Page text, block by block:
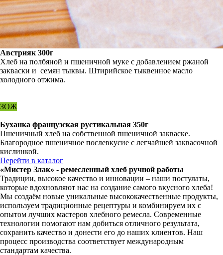
Австрияк 300г
Хлеб на полбяной и пшеничной муке с добавлением ржаной
закваски и семян тыквы. Штирийское тыквенное масло
холодного отжима.
ЗОЖ
Буханка французская рустикальная 350г
Пшеничный хлеб на собственной пшеничной закваске.
Благородное пшеничное послевкусие с легчайшей заквасочной
кислинкой.
Перейти в каталог
«Мистер Злак» - ремесленный хлеб ручной работы
Традиции, высокое качество и инновации – наши постулаты,
которые вдохновляют нас на создание самого вкусного хлеба!
Мы создаём новые уникальные высококачественные продукты,
используем традиционные рецептуры и комбинируем их с
опытом лучших мастеров хлебного ремесла. Современные
технологии помогают нам добиться отличного результата,
сохранить качество и донести его до наших клиентов. Наш
процесс производства соответствует международным
стандартам качества.